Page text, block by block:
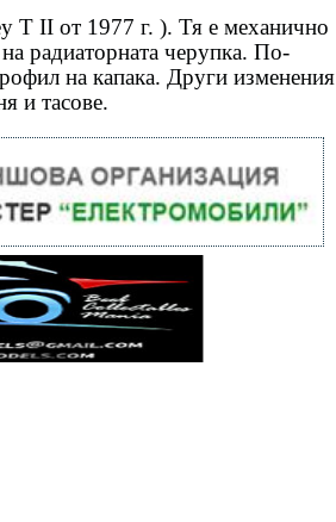
T II от 1977 г. ). Тя е механично
радиаторната черупка. По-
на капака. Други изменения
и тасове.